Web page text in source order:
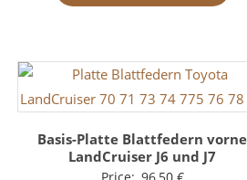
Basis-Platte Blattfedern vorne
LandCruiser J6 und J7